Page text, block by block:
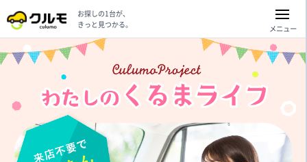
お探しの1台が、
きっと見つかる。
メニュー